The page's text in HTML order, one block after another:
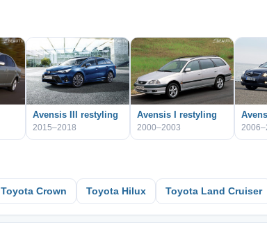
Avensis III restyling
2015–2018
Avensis I restyling
2000–2003
Toyota Crown Toyota Hilux Toyota Land Cruiser